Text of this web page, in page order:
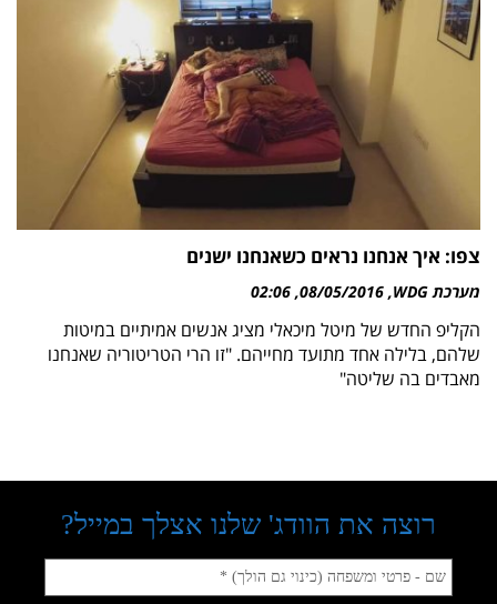
צפו: איך אנחנו נראים כשאנחנו ישנים
מערכת WDG 08/05/2016
02:06
הקליפ החדש של מיטל מיכאלי מציג אנשים אמיתיים במיטות
שלהם, בלילה אחד מתועד מחייהם. "זו הרי הטריטוריה שאנחנו
מאבדים בה שליטה"